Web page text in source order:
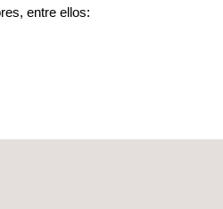
entre ellos: